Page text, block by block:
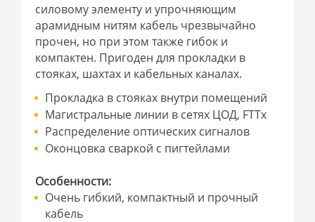
силовому элементу и упрочняющим
арамидным нитям кабель чрезвычайно
прочен, но при этом также гибок и
компактен. Пригоден для прокладки в
стояках, шахтах и кабельных каналах.
Прокладка в стояках внутри помещений
Магистральные линии в сетях ЦОД, FTTx
Распределение оптических сигналов
Оконцовка сваркой с пигтейлами
Особенности:
Очень гибкий, компактный и прочный
кабель